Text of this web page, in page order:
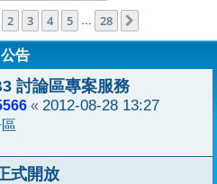
頁 (共 28頁)
2 3 4 5 … 28
公告
討論區專案服務
« 2012-08-28 13:27
式開放